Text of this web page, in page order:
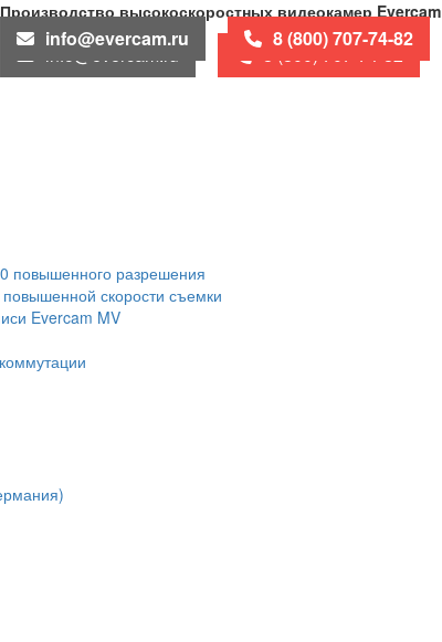
Производство высокоскоростных видеокамер Evercam
info@evercam.ru 8 (800) 707-74-82
повышенного разрешения
скорости съемки
Evercam MV
info@evercam.ru 8 (800) 707-74-82